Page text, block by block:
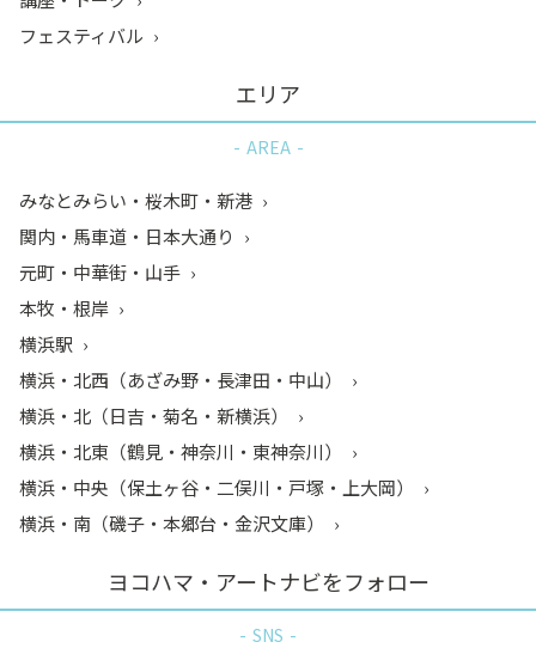
フェスティバル
エリア
AREA
みなとみらい・桜木町・新港
関内・馬車道・日本大通り
元町・中華街・山手
本牧・根岸
横浜駅
横浜・北西（あざみ野・長津田・中山）
横浜・北（日吉・菊名・新横浜）
横浜・北東（鶴見・神奈川・東神奈川）
横浜・中央（保土ヶ谷・二俣川・戸塚・上大岡）
横浜・南（磯子・本郷台・金沢文庫）
ヨコハマ・アートナビをフォロー
SNS